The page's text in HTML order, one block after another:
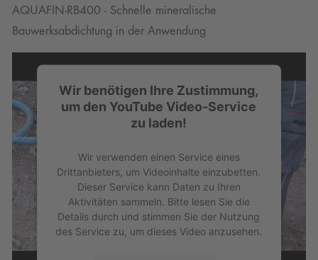
AQUAFIN-RB400 - Schnelle mineralische
Bauwerksabdichtung in der Anwendung
Wir benötigen Ihre Zustimmung,
um den YouTube Video-Service
zu laden!
Wir verwenden einen Service eines
Drittanbieters, um Videoinhalte einzubetten.
Dieser Service kann Daten zu Ihren
Aktivitäten sammeln. Bitte lesen Sie die
Details durch und stimmen Sie der Nutzung
des Service zu, um dieses Video anzusehen.